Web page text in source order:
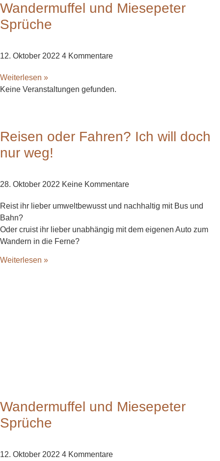
Wandermuffel und Miesepeter
Sprüche
12. Oktober 2022 4 Kommentare
Weiterlesen »
Keine Veranstaltungen gefunden.
Reisen oder Fahren? Ich will doch
nur weg!
28. Oktober 2022 Keine Kommentare
Reist ihr lieber umweltbewusst und nachhaltig mit Bus und
Bahn?
Oder cruist ihr lieber unabhängig mit dem eigenen Auto zum
Wandern in die Ferne?
Weiterlesen »
Wandermuffel und Miesepeter
Sprüche
12. Oktober 2022 4 Kommentare